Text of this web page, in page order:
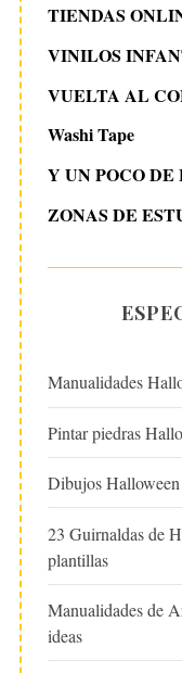
TIENDAS
VINILOS
VUELTA AL
Washi Tape
Y UN POCO DE
ZONAS DE
Manualidades
Pintar piedras
Dibujos
23 Guirnaldas de
plantillas
Manualidades de
ideas